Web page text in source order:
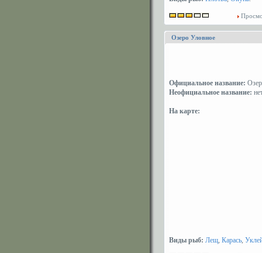
Озеро Уловное
Официальное название:
Неофициальное название:
На карте:
Виды рыб: Лещ, Карась,